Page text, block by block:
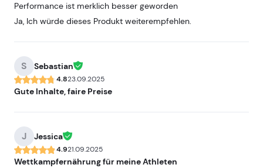
Performance ist merklich besser geworden
Ja, Ich würde dieses Produkt weiterempfehlen.
S Sebastian
4.823.09.2025
Gute Inhalte, faire Preise
J Jessica
4.921.09.2025
Wettkampfernährung für meine Athleten